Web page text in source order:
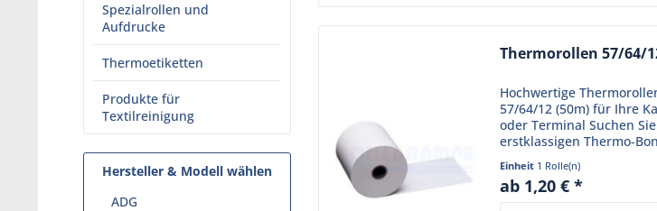
Spezialrollen und
Aufdrucke
Thermoetiketten
Produkte für
Textilreinigung
Hersteller & Modell wählen
ADG
Thermorollen 57/64/
Hochwertige
57/64/12 (50m) für Ihre
oder Terminal Suchen
erstklassigen Thermo-
für Ihr Unternehmen?
die Thermorollen 57/64/
das Richtige für Sie!
Einheit 1 Rolle(n)
ab 1,20 € *